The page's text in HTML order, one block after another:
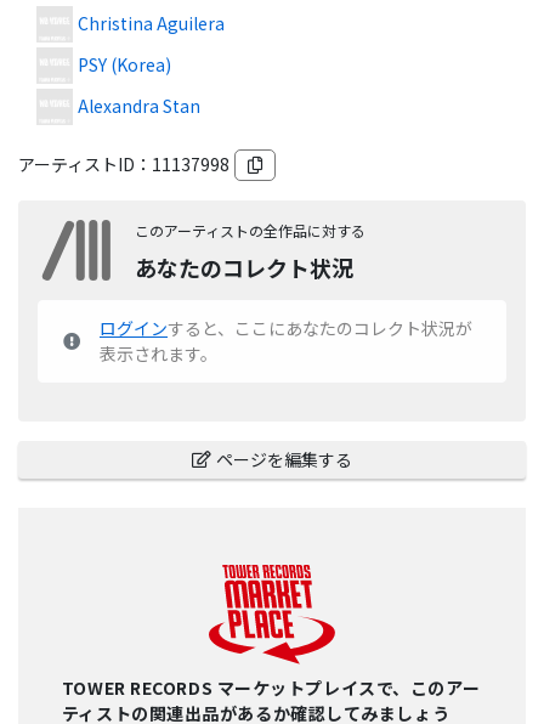
Christina Aguilera
PSY (Korea)
Alexandra Stan
アーティストID： 11137998
このアーティストの全作品に対する
あなたのコレクト状況
ログインすると、ここにあなたのコレクト状況が
表示されます。
ページを編集する
TOWER RECORDS マーケットプレイスで、このアー
ティストの関連出品があるか確認してみましょう